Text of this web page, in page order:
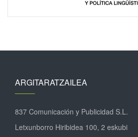
ARGITARATZAILEA
837 Comunicación y Publicidad S.L.
Letxunborro Hiribidea 100, 2 eskubi